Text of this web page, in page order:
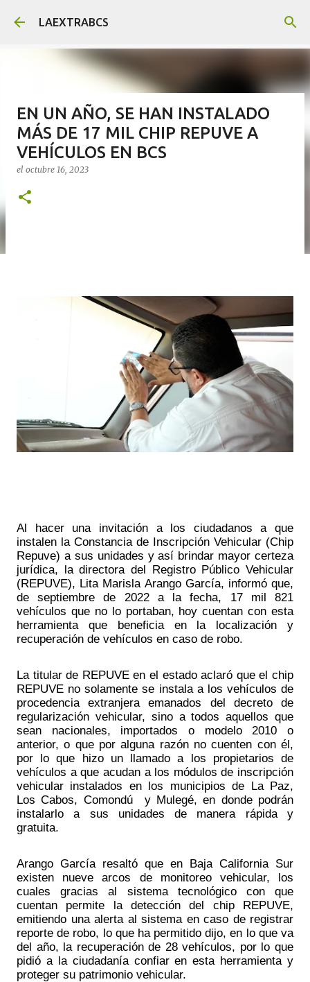
Ir al contenido principal
LAEXTRABCS
EN UN AÑO, SE HAN INSTALADO
MÁS DE 17 MIL CHIP REPUVE A
VEHÍCULOS EN BCS
el octubre 16, 2023
Al hacer una invitación a los ciudadanos a que
instalen la Constancia de Inscripción Vehicular (Chip
Repuve) a sus unidades y así brindar mayor certeza
jurídica, la directora del Registro Público Vehicular
(REPUVE), Lita Marisla Arango García, informó que,
de septiembre de 2022 a la fecha, 17 mil 821
vehículos que no lo portaban, hoy cuentan con esta
herramienta que beneficia en la localización y
recuperación de vehículos en caso de robo.
La titular de REPUVE en el estado aclaró que el chip
REPUVE no solamente se instala a los vehículos de
procedencia extranjera emanados del decreto de
regularización vehicular, sino a todos aquellos que
sean nacionales, importados o modelo 2010 o
anterior, o que por alguna razón no cuenten con él,
por lo que hizo un llamado a los propietarios de
vehículos a que acudan a los módulos de inscripción
vehicular instalados en los municipios de La Paz,
Los Cabos, Comondú  y Mulegé, en donde podrán
instalarlo a sus unidades de manera rápida y
gratuita.
Arango García resaltó que en Baja California Sur
existen nueve arcos de monitoreo vehicular, los
cuales gracias al sistema tecnológico con que
cuentan permite la detección del chip REPUVE,
emitiendo una alerta al sistema en caso de registrar
reporte de robo, lo que ha permitido dijo, en lo que va
del año, la recuperación de 28 vehículos, por lo que
pidió a la ciudadanía confiar en esta herramienta y
proteger su patrimonio vehicular.